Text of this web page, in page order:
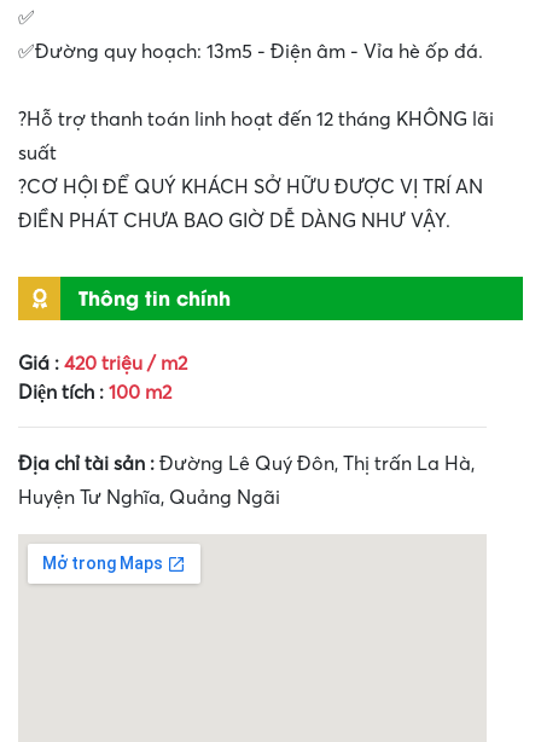
✅
✅Đường quy hoạch: 13m5 - Điện âm - Vỉa hè ốp đá.
?Hỗ trợ thanh toán linh hoạt đến 12 tháng KHÔNG lãi
suất
?CƠ HỘI ĐỂ QUÝ KHÁCH SỞ HỮU ĐƯỢC VỊ TRÍ AN
ĐIỀN PHÁT CHƯA BAO GIỜ DỄ DÀNG NHƯ VẬY.
Thông tin chính
Giá : 420 triệu / m2
Diện tích : 100 m2
Địa chỉ tài sản : Đường Lê Quý Đôn, Thị trấn La Hà,
Huyện Tư Nghĩa, Quảng Ngãi